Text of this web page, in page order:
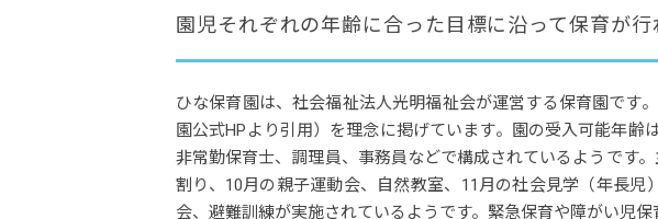
園児それぞれの年齢に合った目標に沿って保育が
ひな保育園は、社会福祉法人光明福祉会が運営する保育園です
園公式HPより引用）を理念に掲げています。園の受入可能年齢
非常勤保育士、調理員、事務員などで構成されているようです
割り、10月の親子運動会、自然教室、11月の社会見学（年長
会、避難訓練が実施されているようです。緊急保育や障がい児